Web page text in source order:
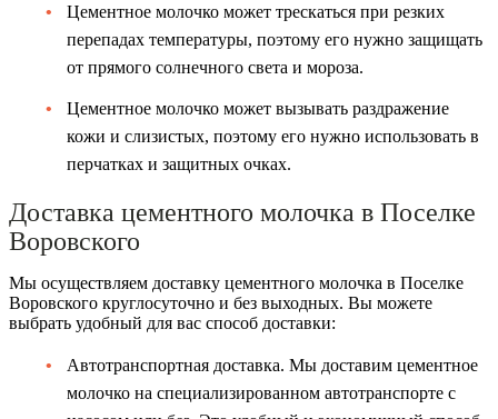
Цементное молочко может трескаться при резких
перепадах температуры, поэтому его нужно защищать
от прямого солнечного света и мороза.
Цементное молочко может вызывать раздражение
кожи и слизистых, поэтому его нужно использовать в
перчатках и защитных очках.
Доставка цементного молочка в Поселке
Воровского
Мы осуществляем доставку цементного молочка в Поселке
Воровского круглосуточно и без выходных. Вы можете
выбрать удобный для вас способ доставки:
Автотранспортная доставка. Мы доставим цементное
молочко на специализированном автотранспорте с